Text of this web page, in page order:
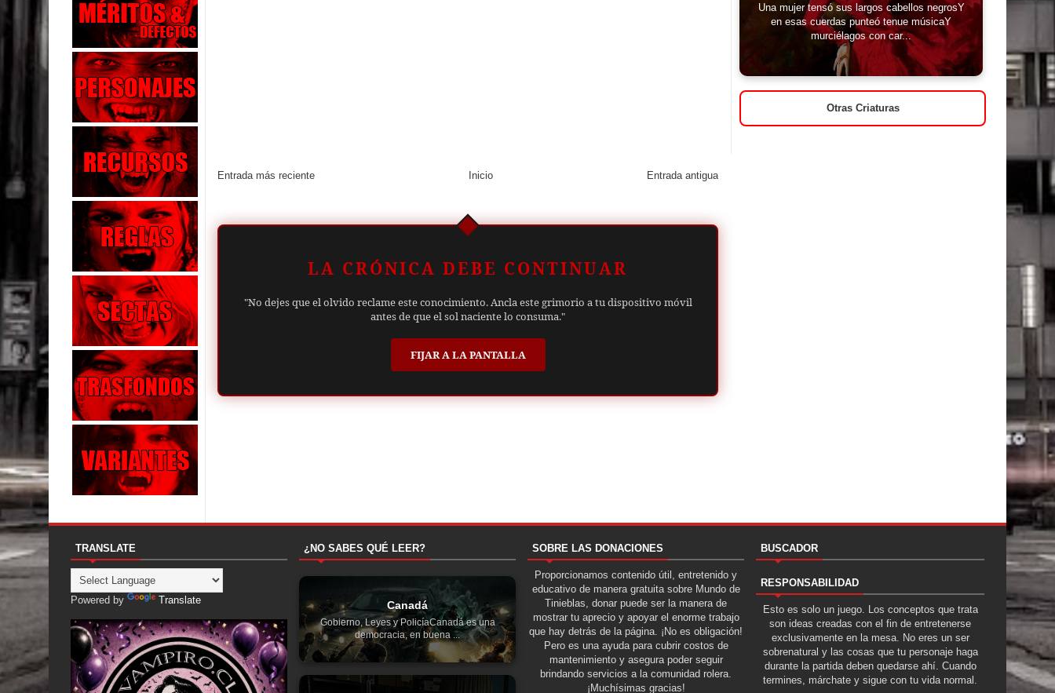
Entrada más reciente Entrada antigua
Inicio
LA CRÓNICA DEBE CONTINUAR
"No dejes que el olvido reclame este conocimiento. Ancla este grimorio a tu dispositivo móvil
antes de que el sol naciente lo consuma."
FIJAR A LA PANTALLA
Una mujer tensó sus largos cabellos negrosY
en esas cuerdas punteó tenue músicaY
murciélagos con car...
Otras Criaturas
TRANSLATE
Powered by Translate
¿NO SABES QUÉ LEER?
Canadá
Gobierno, Leyes y PolicíaCanadá es una
democracia, en buena ...
SOBRE LAS DONACIONES
Proporcionamos contenido útil, entretenido y
educativo de manera gratuita sobre Mundo de
Tinieblas, donar puede ser la manera de
mostrar tu aprecio y apoyar el enorme trabajo
que hay detrás de la página. ¡No es obligación!
Pero es una ayuda para cubrir costos de
mantenimiento y asegura poder seguir
brindando servicios a la comunidad rolera.
¡Muchísimas gracias!
BUSCADOR
RESPONSABILIDAD
Esto es solo un juego. Los conceptos que trata
son ideas creadas con el fin de entretenerse
exclusivamente en la mesa. No eres un ser
sobrenatural y las cosas que tu personaje haga
durante la partida deben quedarse ahí. Cuando
termines, márchate y sigue con tu vida normal.